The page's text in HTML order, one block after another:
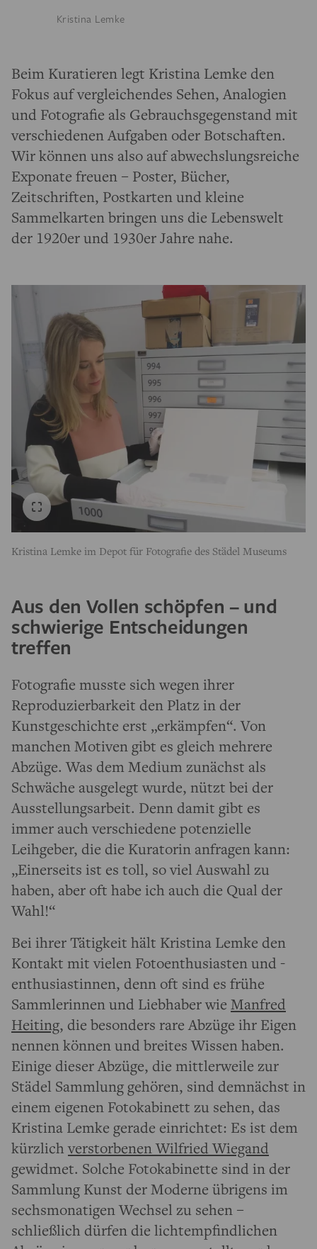
Kristina Lemke
Beim Kuratieren legt Kristina Lemke den
Fokus auf vergleichendes Sehen, Analogien
und Fotografie als Gebrauchsgegenstand mit
verschiedenen Aufgaben oder Botschaften.
Wir können uns also auf abwechslungsreiche
Exponate freuen – Poster, Bücher,
Zeitschriften, Postkarten und kleine
Sammelkarten bringen uns die Lebenswelt
der 1920er und 1930er Jahre nahe.
Kristina Lemke im Depot für Fotografie des Städel Museums
Aus den Vollen schöpfen – und
schwierige Entscheidungen
treffen
Fotografie musste sich wegen ihrer
Reproduzierbarkeit den Platz in der
Kunstgeschichte erst „erkämpfen“. Von
manchen Motiven gibt es gleich mehrere
Abzüge. Was dem Medium zunächst als
Schwäche ausgelegt wurde, nützt bei der
Ausstellungsarbeit. Denn damit gibt es
immer auch verschiedene potenzielle
Leihgeber, die die Kuratorin anfragen kann:
„Einerseits ist es toll, so viel Auswahl zu
haben, aber oft habe ich auch die Qual der
Wahl!“
Bei ihrer Tätigkeit hält Kristina Lemke den
Kontakt mit vielen Fotoenthusiasten und -
enthusiastinnen, denn oft sind es frühe
Sammlerinnen und Liebhaber wie Manfred
Heiting, die besonders rare Abzüge ihr Eigen
nennen können und breites Wissen haben.
Einige dieser Abzüge, die mittlerweile zur
Städel Sammlung gehören, sind demnächst in
einem eigenen Fotokabinett zu sehen, das
Kristina Lemke gerade einrichtet: Es ist dem
kürzlichverstorbenen Wilfried Wiegand
gewidmet. Solche Fotokabinette sind in der
Sammlung Kunst der Moderne übrigens im
sechsmonatigen Wechsel zu sehen –
schließlich dürfen die lichtempfindlichen